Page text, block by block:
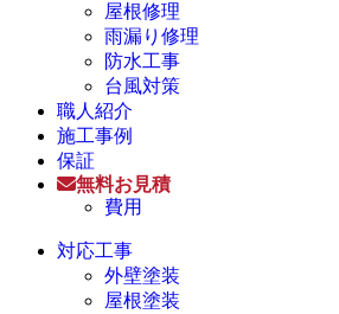
屋根修理
雨漏り修理
防水工事
台風対策
職人紹介
施工事例
保証
無料お見積
費用
対応工事
外壁塗装
屋根塗装